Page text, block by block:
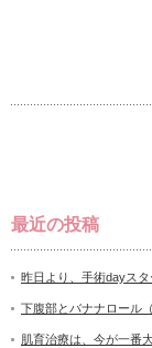
最近の投稿
昨日より、手術dayス
下腹部とバナナロール
肌育治療は、今が一番